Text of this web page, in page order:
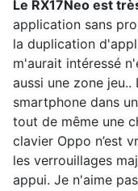
Le RX17Neo est
application sans
la duplication
m'aurait intéressé
aussi une zone
smartphone dans
tout de même une
clavier Oppo n’est
les verrouillages
appui. Je n'aime